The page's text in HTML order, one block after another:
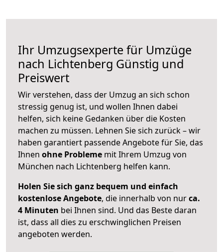
Ihr Umzugsexperte für Umzüge
nach Lichtenberg Günstig und
Preiswert
Wir verstehen, dass der Umzug an sich schon
stressig genug ist, und wollen Ihnen dabei
helfen, sich keine Gedanken über die Kosten
machen zu müssen. Lehnen Sie sich zurück – wir
haben garantiert passende Angebote für Sie, das
Ihnen ohne Probleme mit Ihrem Umzug von
München nach Lichtenberg helfen kann.
Holen Sie sich ganz bequem und einfach
kostenlose Angebote, die innerhalb von nurca.
4 Minuten bei Ihnen sind. Und das Beste daran
ist, dass all dies zu erschwinglichen Preisen
angeboten werden.